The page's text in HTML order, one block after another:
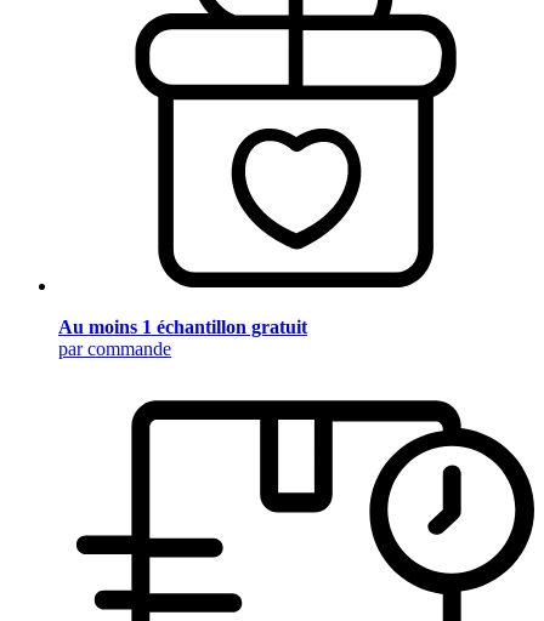
Au moins 1 échantillon gratuit
par commande